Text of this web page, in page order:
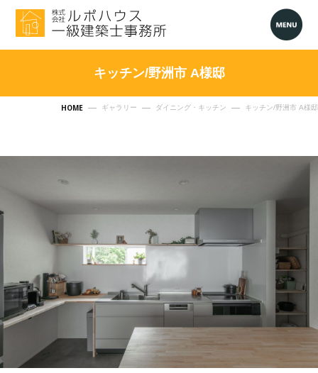
HOME ギャラリー ダイニング・キッチン キッチン/野洲市 A様邸
キッチン/野洲市 A様邸